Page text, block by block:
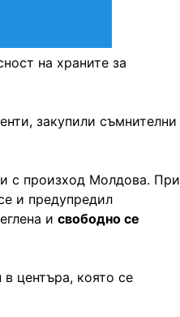
на храните за
закупили съмнителни
с произход Молдова. При
и предупредил
и свободно се
центъра, която се